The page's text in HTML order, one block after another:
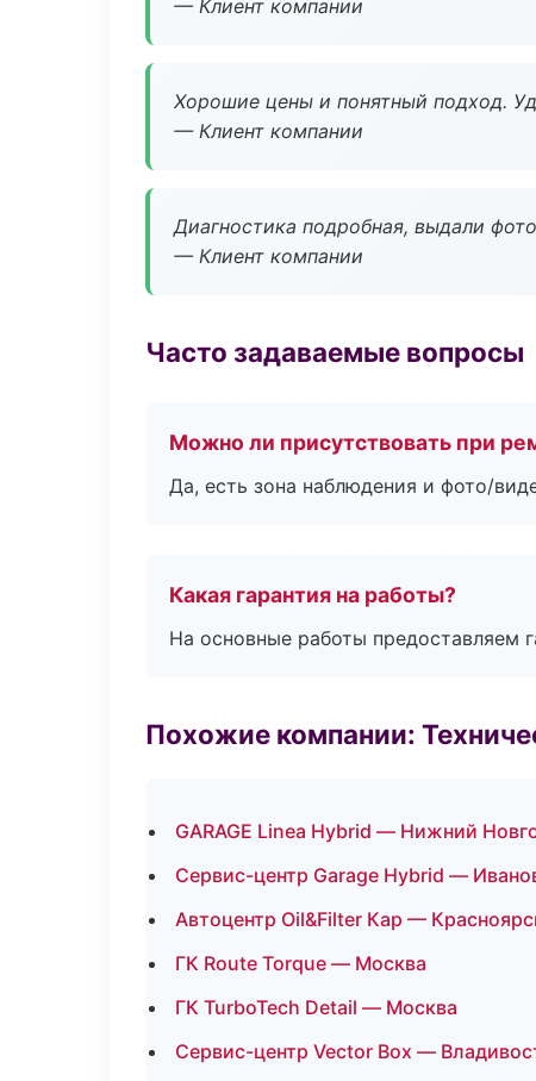
— Клиент компании
Хорошие цены и понятный подход.
— Клиент компании
Диагностика подробная, выдали
— Клиент компании
Часто задаваемые вопросы
Можно ли присутствовать при
Да, есть зона наблюдения и фото/
Какая гарантия на работы?
На основные работы предоставляем
Похожие компании:
GARAGE Linea Hybrid — Нижний
Сервис-центр Garage Hybrid —
Автоцентр Oil&Filter Кар —
ГК Route Torque — Москва
ГК TurboTech Detail — Москва
Сервис-центр Vector Box —